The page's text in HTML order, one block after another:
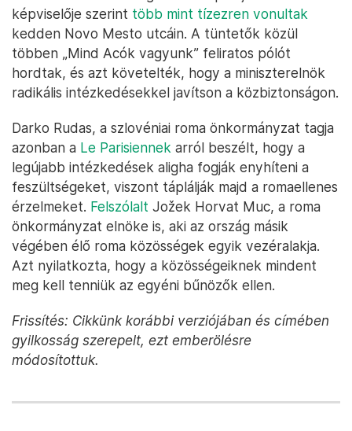
kibővítéséről. Ha szükség van rá, akkor különleges
rendőri egységet is telepítenek a régióba. A
kormány hamar jóvá is hagyta ezeket az
intézkedéseket.
Golob azt ígérte a sajtón keresztül, hogy
megerősítik a rendőri jelenlétet a
környéken. Sajtóértesülések szerint már
több házkutatást tartottak a nyomozók.
Úgy tűnik, hogy a lépések nem nyugtatták meg a
dél-szlovéniai lakosságot. Janša pártjának EP-
képviselője szerinttöbb mint tízezren vonultak
kedden Novo Mesto utcáin. A tüntetők közül
többen „Mind Acók vagyunk” feliratos pólót
hordtak, és azt követelték, hogy a miniszterelnök
radikális intézkedésekkel javítson a közbiztonságon.
Darko Rudas, a szlovéniai roma önkormányzat tagja
azonban aLe Parisiennek
feszültségeket, viszont táplálják majd a romaellenes